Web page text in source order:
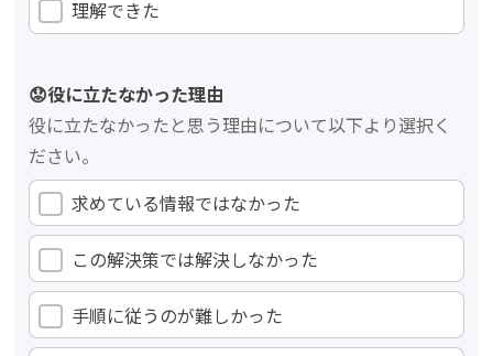
理解できた
😟役に立たなかった理由
役に立たなかったと思う理由について以下より選択く
ださい。
求めている情報ではなかった
この解決策では解決しなかった
手順に従うのが難しかった